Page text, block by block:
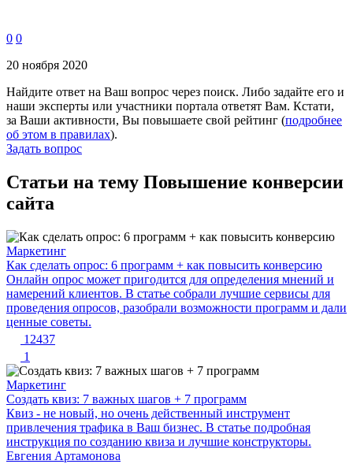
0 0
20 ноября 2020
Найдите ответ на Ваш вопрос через поиск. Либо задайте его и
наши эксперты или участники портала ответят Вам. Кстати,
за Ваши активности, Вы повышаете свой рейтинг (подробнее
об этом в правилах).
Задать вопрос
Статьи на тему Повышение конверсии
сайта
Маркетинг
Как сделать опрос: 6 программ + как повысить конверсию
Онлайн опрос может пригодится для определения мнений и
намерений клиентов. В статье собрали лучшие сервисы для
проведения опросов, разобрали возможности программ и дали
ценные советы.
12437
1
Маркетинг
Создать квиз: 7 важных шагов + 7 программ
Квиз - не новый, но очень действенный инструмент
привлечения трафика в Ваш бизнес. В статье подробная
инструкция по созданию квиза и лучшие конструкторы.
Евгения Артамонова